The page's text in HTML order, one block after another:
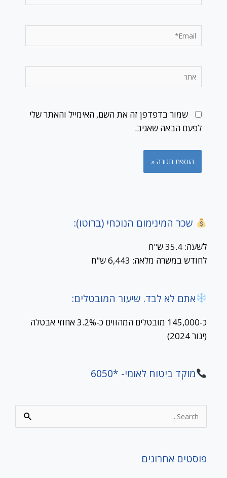
Email*
אתר
שמור בדפדפן זה את השם, האימייל והאתר שלי
לפעם הבאה שאגיב.
שכר המינימום הנוכחי (ברוטו):
לשעה: 35.4 ש"ח
לחודש במשרה מלאה: 6,443 ש"ח
אתם לא לבד. שיעור המובטלים:
כ-145,000 מובטלים המהווים כ-3.2% אחוזי אבטלה
(ינור 2024)
מוקד ביטוח לאומי- *6050
Search
for:
פוסטים אחרונים